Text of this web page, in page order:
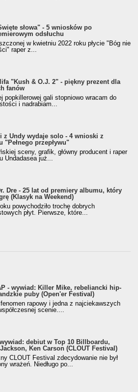
słowa" - 5 wniosków po
odsłuchu
w kwietniu 2022 roku płycie "Bóg nie
raper z...
"Kush & O.J. 2" - piękny prezent dla
fanów
popkillerowej gali stopniowo wracam do
i nadrabiam...
z Undy wydaje solo - 4 wnioski z
"Pełnego przepływu"
sceny, grafik, główny producent i raper
Undadasea już...
Dre - 25 lat od premiery albumu, który
(Klasyk na Weekend)
powychodziło trochę dobrych
płyt. Pierwsze, które...
- wywiad: Killer Mike, rebeliancki hip-
puby (Open'er Festival)
fenomen rapowy i jedna z najciekawszych
scenie....
debiut w Top 10 Billboardu,
Ken Carson (CLOUT Festival)
CLOUT Festival zdecydowanie nie był
wrażeń. Niedługo po...